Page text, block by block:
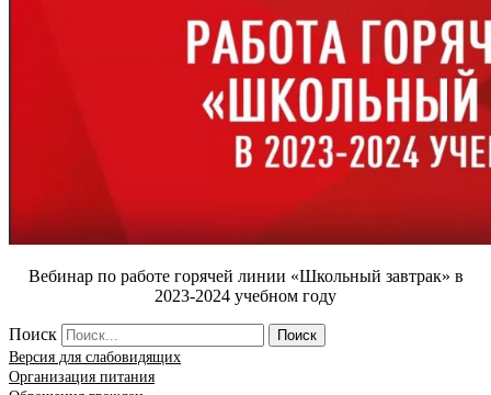
Вебинар по работе горячей линии «Школьный завтрак» в
2023-2024 учебном году
Поиск
Поиск
Версия для слабовидящих
Организация питания